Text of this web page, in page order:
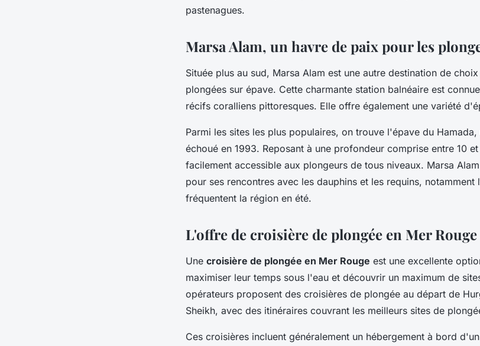
pastenagues.
Marsa Alam, un havre de paix pour les
Située plus au sud, Marsa Alam est une autre destination de
plongées sur épave. Cette charmante station balnéaire est
récifs coralliens pittoresques. Elle offre également une variété
Parmi les sites les plus populaires, on trouve l'épave du
échoué en 1993. Reposant à une profondeur comprise entre 10
facilement accessible aux plongeurs de tous niveaux. Marsa
pour ses rencontres avec les dauphins et les requins, notamment
fréquentent la région en été.
L'offre de croisière de plongée en Mer Rouge
Une croisière de plongée en Mer Rouge est une excellente
maximiser leur temps sous l'eau et découvrir un maximum de
opérateurs proposent des croisières de plongée au départ de
Sheikh, avec des itinéraires couvrant les meilleurs sites de
Ces croisières incluent généralement un hébergement à bord d'un